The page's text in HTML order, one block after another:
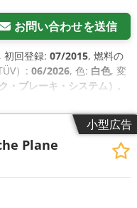
お問い合わせを送信
, 初回登録: 07/2015, 燃料の
）: 06/2026, 色: 白色, 変
・ブレーキ・システム）,
小型広告
Plane